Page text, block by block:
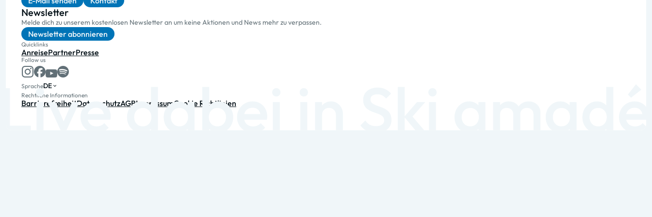
Newsletter
Melde dich zu unserem kostenlosen Newsletter an um keine Aktionen und News mehr zu verpassen.
Newsletter abonnieren
Quicklinks
AnreisePartnerPresse
Follow us
SpracheDE
Rechtliche Informationen
BarrierefreiheitDatenschutzAGBImpressumCookie Richtlinien